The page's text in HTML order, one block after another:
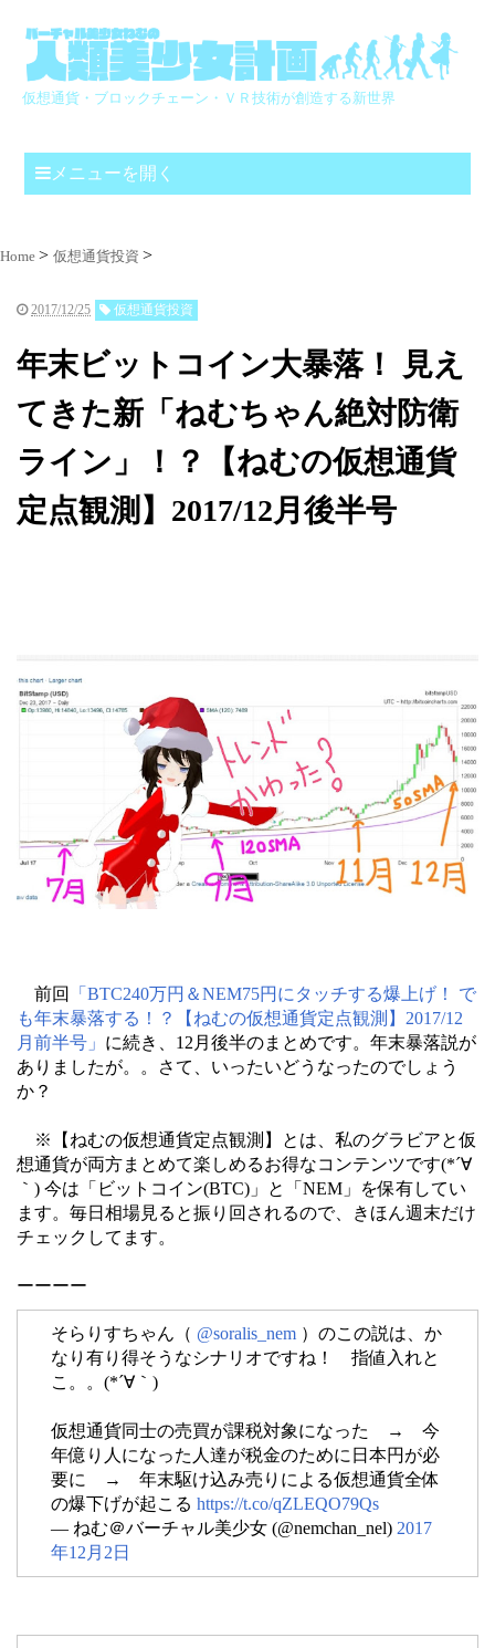
仮想通貨・ブロックチェーン・ＶＲ技術が創造する新世界
メニューを開く
Home 仮想通貨投資
2017/12/25 仮想通貨投資
年末ビットコイン大暴落！ 見え
てきた新「ねむちゃん絶対防衛
ライン」！？【ねむの仮想通貨
定点観測】2017/12月後半号
前回
「BTC240万円＆NEM75円にタッチする爆上げ！ で
も年末暴落する！？【ねむの仮想通貨定点観測】2017/12
月前半号」 に続き、12月後半のまとめです。年末暴落説が
ありましたが。。さて、いったいどうなったのでしょう
か？
※【ねむの仮想通貨定点観測】とは、私のグラビアと仮
想通貨が両方まとめて楽しめるお得なコンテンツです(*´∀
｀) 今は「ビットコイン(BTC)」と「NEM」を保有してい
ます。毎日相場見ると振り回されるので、きほん週末だけ
チェックしてます。
ーーーー
そらりすちゃん（ @soralis_nem ）のこの説は、か
なり有り得そうなシナリオですね！ 指値入れと
こ。。(*´∀｀)
仮想通貨同士の売買が課税対象になった → 今
年億り人になった人達が税金のために日本円が必
要に → 年末駆け込み売りによる仮想通貨全体
の爆下げが起こる https://t.co/qZLEQO79Qs
— ねむ＠バーチャル美少女 (@nemchan_nel) 2017
年12月2日